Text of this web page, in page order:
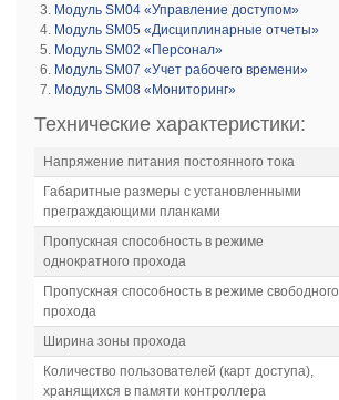
Модуль SM04 «Управление доступом»
Модуль SM05 «Дисциплинарные отчеты»
Модуль SM02 «Персонал»
Модуль SM07 «Учет рабочего времени»
Модуль SM08 «Мониторинг»
Технические характеристики:
Напряжение питания постоянного тока
Габаритные размеры с установленными
преграждающими планками
Пропускная способность в режиме
однократного прохода
Пропускная способность в режиме свободного
прохода
Ширина зоны прохода
Количество пользователей (карт доступа),
хранящихся в памяти контроллера